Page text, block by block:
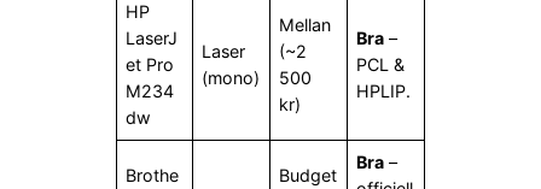
HP
LaserJ
et Pro
M234
dw
Laser
(mono)
Mellan
(~2
500
kr)
Bra –
PCL &
HPLIP.
Brothe
Budget
Bra –